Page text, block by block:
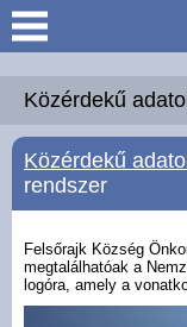
Keresés
Köszöntő
Hírek
Polgármesteri
Közérdekű
Közérdekű
rendszer
Felsőrajk Község
megtalálhatóak a
logóra, amely a